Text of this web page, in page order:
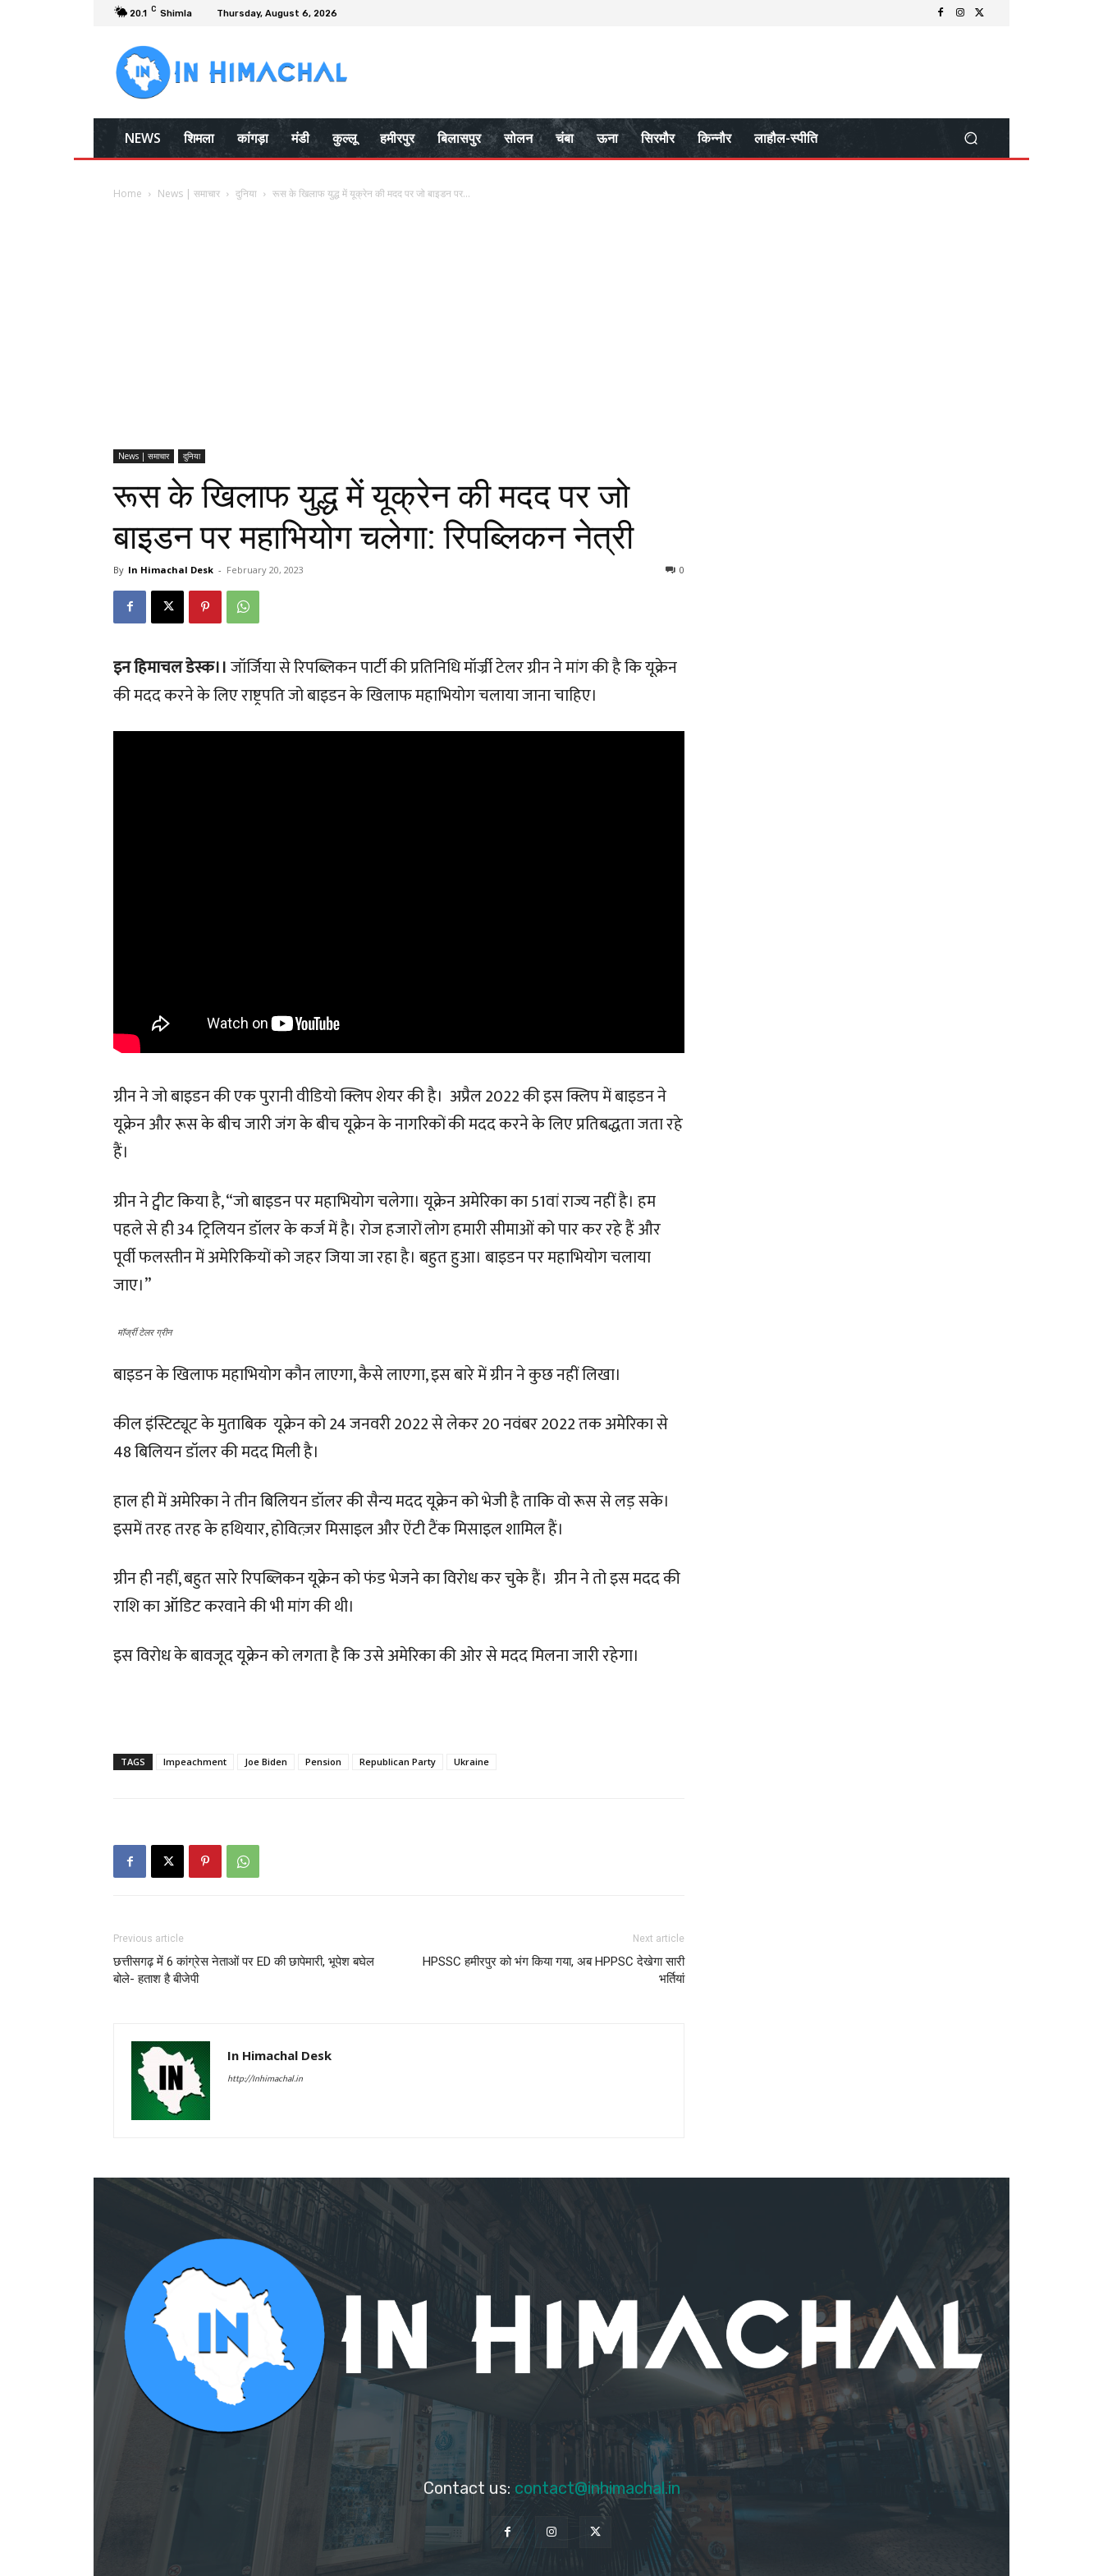
20.1 C Shimla Thursday, August 6, 2026
NEWS शिमला कांगड़ा मंडी कुल्लू हमीरपुर बिलासपुर सोलन चंबा ऊना सिरमौर किन्नौर लाहौल-स्पीति
Home News | समाचार दुनिया रूस के खिलाफ युद्ध में यूक्रेन की मदद पर जो बाइडन पर...
News | समाचार दुनिया
रूस के खिलाफ युद्ध में यूक्रेन की मदद पर जो
बाइडन पर महाभियोग चलेगा: रिपब्लिकन नेत्री
By In Himachal Desk - February 20, 2023 0
इन हिमाचल डेस्क।।जॉर्जिया से रिपब्लिकन पार्टी की प्रतिनिधि मॉर्ज्री टेलर ग्रीन ने मांग की है कि यूक्रेन
की मदद करने के लिए राष्ट्रपति जो बाइडन के खिलाफ महाभियोग चलाया जाना चाहिए।
ग्रीन ने जो बाइडन की एक पुरानी वीडियो क्लिप शेयर की है। अप्रैल 2022 की इस क्लिप में बाइडन ने
यूक्रेन और रूस के बीच जारी जंग के बीच यूक्रेन के नागरिकों की मदद करने के लिए प्रतिबद्धता जता रहे
हैं।
ग्रीन ने ट्वीट किया है, “जो बाइडन पर महाभियोग चलेगा। यूक्रेन अमेरिका का 51वां राज्य नहीं है। हम
पहले से ही 34 ट्रिलियन डॉलर के कर्ज में है। रोज हजारों लोग हमारी सीमाओं को पार कर रहे हैं और
पूर्वी फलस्तीन में अमेरिकियों को जहर जिया जा रहा है। बहुत हुआ। बाइडन पर महाभियोग चलाया
जाए।”
मॉर्ज्री टेलर ग्रीन
बाइडन के खिलाफ महाभियोग कौन लाएगा, कैसे लाएगा, इस बारे में ग्रीन ने कुछ नहीं लिखा।
कील इंस्टिट्यूट के मुताबिक यूक्रेन को 24 जनवरी 2022 से लेकर 20 नवंबर 2022 तक अमेरिका से
48 बिलियन डॉलर की मदद मिली है।
हाल ही में अमेरिका ने तीन बिलियन डॉलर की सैन्य मदद यूक्रेन को भेजी है ताकि वो रूस से लड़ सके।
इसमें तरह तरह के हथियार, होवित्ज़र मिसाइल और ऐंटी टैंक मिसाइल शामिल हैं।
ग्रीन ही नहीं, बहुत सारे रिपब्लिकन यूक्रेन को फंड भेजने का विरोध कर चुके हैं। ग्रीन ने तो इस मदद की
राशि का ऑडिट करवाने की भी मांग की थी।
इस विरोध के बावजूद यूक्रेन को लगता है कि उसे अमेरिका की ओर से मदद मिलना जारी रहेगा।
TAGS Impeachment Joe Biden Pension Republican Party Ukraine
Previous article
छत्तीसगढ़ में 6 कांग्रेस नेताओं पर ED की छापेमारी, भूपेश बघेल
बोले- हताश है बीजेपी
Next article
HPSSC हमीरपुर को भंग किया गया, अब HPPSC देखेगा सारी
भर्तियां
In Himachal Desk
http://Inhimachal.in
Contact us: contact@inhimachal.in